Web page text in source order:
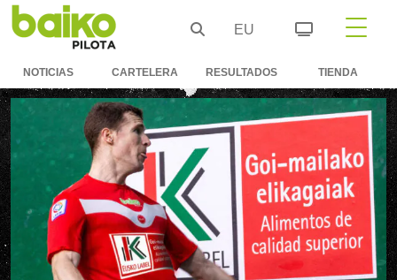
EU
NOTICIAS CARTELERA RESULTADOS TIENDA